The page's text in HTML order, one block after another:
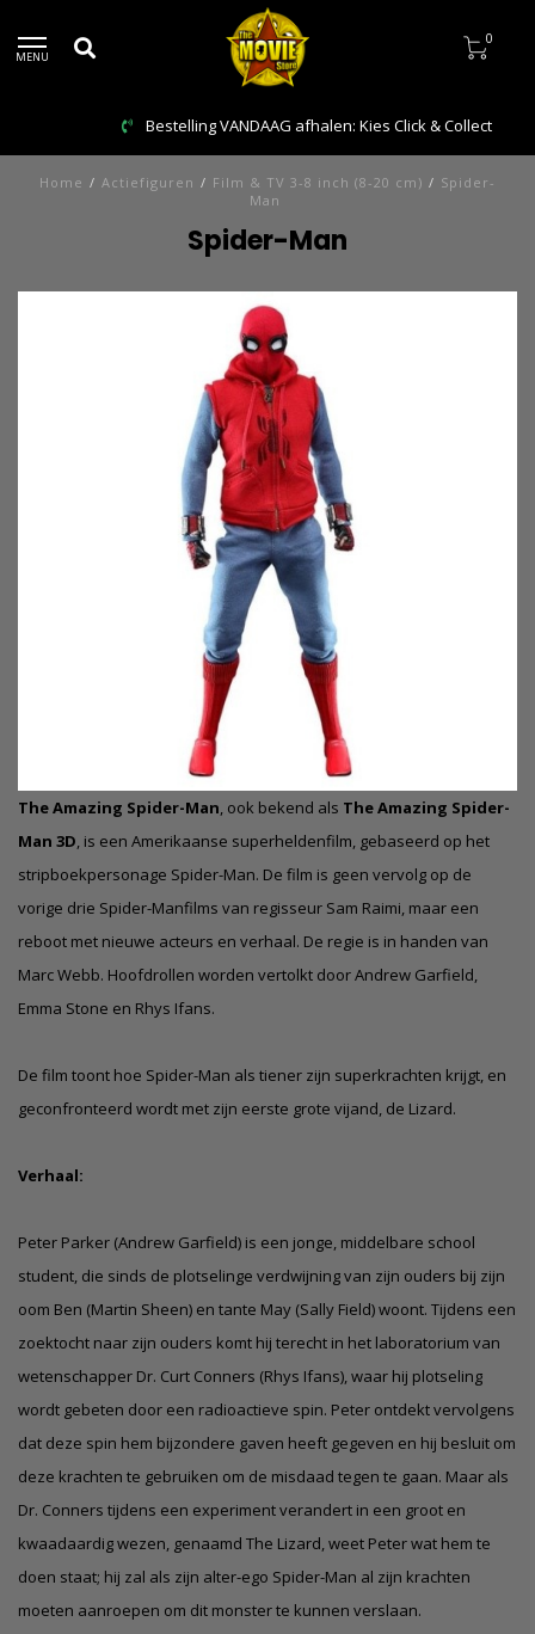
MENU
0
Bestelling VANDAAG afhalen: Kies Click & Collect
Home / Actiefiguren / Film & TV 3-8 inch (8-20 cm) / Spider-
Man
Spider-Man
The Amazing Spider-Man, ook bekend als The Amazing Spider-
Man 3D, is een Amerikaanse superheldenfilm, gebaseerd op het
stripboekpersonage Spider-Man. De film is geen vervolg op de
vorige drie Spider-Manfilms van regisseur Sam Raimi, maar een
reboot met nieuwe acteurs en verhaal. De regie is in handen van
Marc Webb. Hoofdrollen worden vertolkt door Andrew Garfield,
Emma Stone en Rhys Ifans.
De film toont hoe Spider-Man als tiener zijn superkrachten krijgt, en
geconfronteerd wordt met zijn eerste grote vijand, de Lizard.
Verhaal:
Peter Parker (Andrew Garfield) is een jonge, middelbare school
student, die sinds de plotselinge verdwijning van zijn ouders bij zijn
oom Ben (Martin Sheen) en tante May (Sally Field) woont. Tijdens een
zoektocht naar zijn ouders komt hij terecht in het laboratorium van
wetenschapper Dr. Curt Conners (Rhys Ifans), waar hij plotseling
wordt gebeten door een radioactieve spin. Peter ontdekt vervolgens
dat deze spin hem bijzondere gaven heeft gegeven en hij besluit om
deze krachten te gebruiken om de misdaad tegen te gaan. Maar als
Dr. Conners tijdens een experiment verandert in een groot en
kwaadaardig wezen, genaamd The Lizard, weet Peter wat hem te
doen staat; hij zal als zijn alter-ego Spider-Man al zijn krachten
moeten aanroepen om dit monster te kunnen verslaan.